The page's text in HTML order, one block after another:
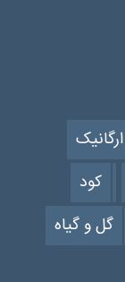
کود
گل و گیاه